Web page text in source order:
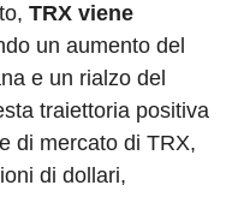
TRX viene
un aumento del
e un rialzo del
traiettoria positiva
di mercato di TRX,
di dollari,